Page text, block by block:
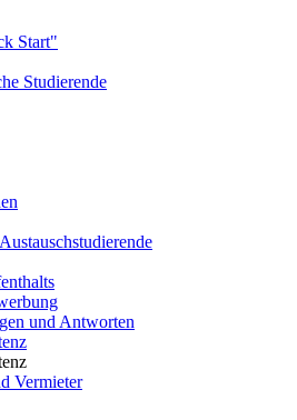
Start"
Studierende
und Antworten
Vermieter